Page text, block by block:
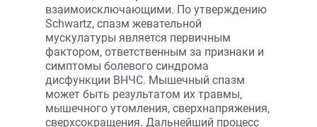
взаимоисключающими. По утверждению
Schwartz, спазм жевательной
мускулатуры является первичным
фактором, ответственным за признаки и
симптомы болевого синдрома
дисфункции ВНЧС. Мышечный спазм
может быть результатом их травмы,
мышечного утомления, сверхнапряжения,
сверхсокращения. Дальнейший процесс